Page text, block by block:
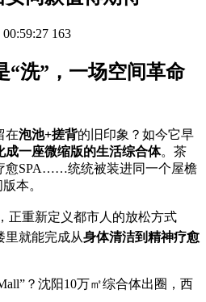
00:59:27 163
“洗”，一场空间革命
在泡池+搓背的旧印象？如今它早
成一座微缩版的生活综合体。茶
愈SPA……统统被装进同一个屋檐
本。
正重新定义都市人的放松方式
就能完成从身体清洁到精神疗愈